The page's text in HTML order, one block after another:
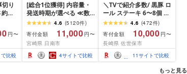
り
ス
お
ト
円〜
比較
[総合1位獲得] 内容量・
発送時期が選べる ≪数
量限定≫ 宮崎牛 赤身 ス
ライス 焼肉 国産 肉 牛肉
薄切り 黒毛和牛 A4 A5
人気 小分け 焼き肉 すき
焼き しゃぶしゃぶ 牛丼
BBQ ギフト 贈り物 おす
4.6 (5120件)
寄付金額
11,000 円〜
宮崎県 日南市
4サイトで比較
＼TVで紹介多数/ 黒豚 ロ
ール ステーキ 6〜8個 ≪
お箸でほぐせるやわらか
さ≫ 職人厳選 無添加 小
分け オリジナル ポーク
ステーキ 子供も安心 豚
豚肉 セット ジューシー
ギフト 贈り物 おすすめ
おかず 簡単調理 人気 送
4.6 (472件)
寄付金額
10,000 円〜
長崎県 佐世保市
11サイトで比較
もっと見る